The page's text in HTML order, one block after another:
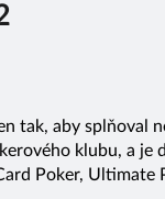
tak, aby splňoval
klubu, a je
Poker, Ultimate